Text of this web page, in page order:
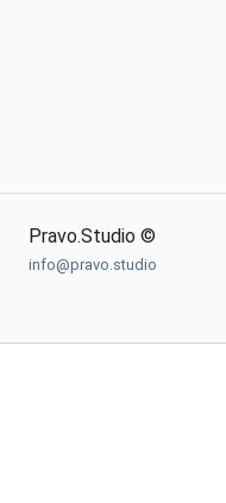
Pravo.Studio ©
info@pravo.studio